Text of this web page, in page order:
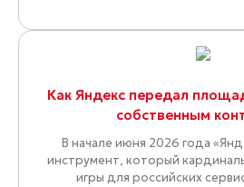
Как Яндекс передал
собственным
В начале июня 2026 года
инструмент, который
игры для российских